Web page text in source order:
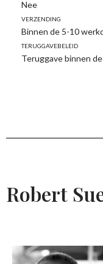
Nee
Verzending
Binnen de 5-10
Teruggavebeleid
Teruggave binnen
Robert